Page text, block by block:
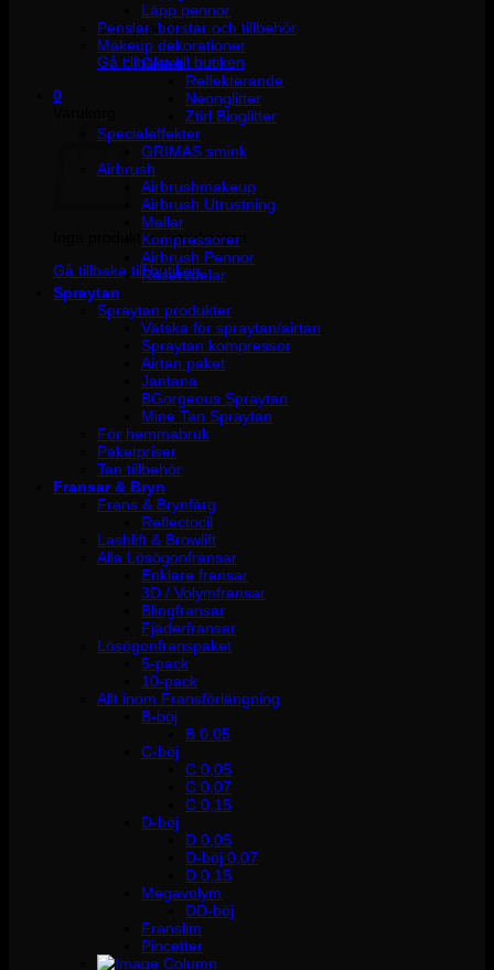
Inga produkter i varukorgen.
Gå tillbaka till butiken
0
Inga produkter i varukorgen.
Gå tillbaka till butiken
Läpp pennor
Penslar, borstar och tillbehör
Makeup dekorationer
Glitter
Reflekterande
Neonglitter
Ztirl Bioglitter
Specialeffekter
GRIMAS smink
Airbrush
Airbrushmakeup
Airbrush Utrustning
Mallar
Kompressorer
Airbrush Pennor
Reservdelar
Spraytan
Spraytan produkter
Vätska för spraytan/airtan
Spraytan kompressor
Airtan paket
Jantana
BGorgeous Spraytan
Mine Tan Spraytan
För hemmabruk
Paketpriser
Tan tillbehör
Fransar & Bryn
Frans & Brynfärg
Reflectocil
Lashlift & Browlift
Alla Lösögonfransar
Enklare fransar
3D / Volymfransar
Blingfransar
Fjäderfransar
Lösögonfranspaket
5-pack
10-pack
Allt inom Fransförlängning
B-böj
B 0.05
C-böj
C 0,05
C 0,07
C 0,15
D-böj
D 0,05
D-böj 0,07
D 0,15
Megavolym
DD-böj
Franslim
Pincetter